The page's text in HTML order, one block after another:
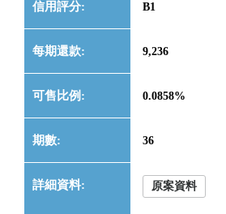
B1
9,236
0.0858%
36
原案資料